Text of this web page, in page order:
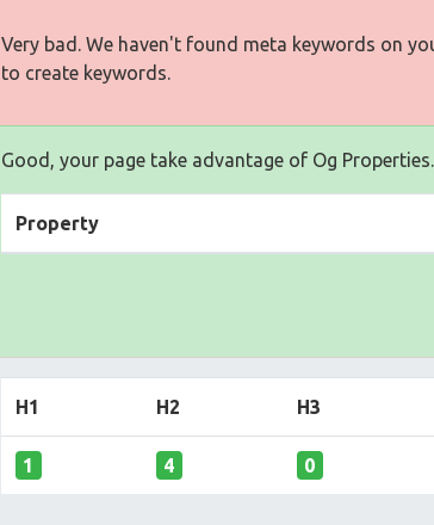
Very bad. We haven't found meta keywords on
to create keywords.
Good, your page take advantage of Og Properties.
Property
H1 H2 H3
1 4 0